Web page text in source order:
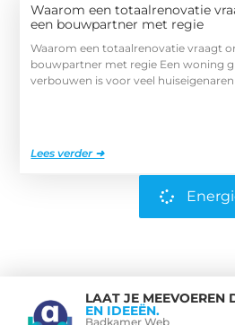
Waarom een totaalrenovatie
een bouwpartner met regie
Waarom een totaalrenovatie vraagt
bouwpartner met regie Een woning
verbouwen is voor veel huiseigenaren
Lees verder ➜
LAAT JE MEEVOEREN
EN IDEEËN.
Badkamer Web